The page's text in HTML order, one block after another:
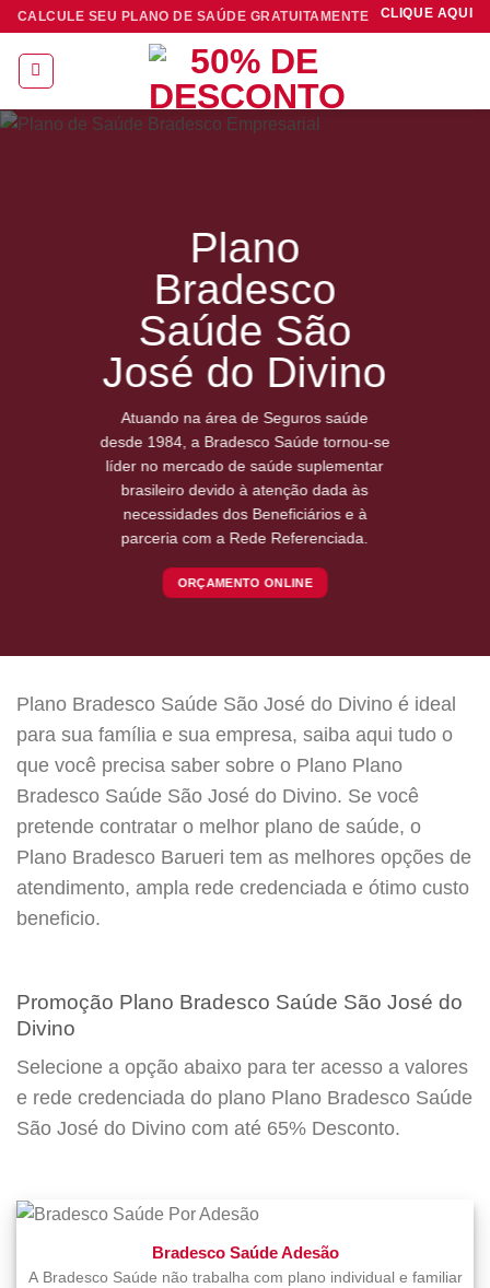
Skip
content
CALCULE SEU PLANO DE SAÚDE GRATUITAMENTE CLIQUE AQUI
Plano
Bradesco
Saúde São
José do Divino
Atuando na área de Seguros saúde
desde 1984, a Bradesco Saúde tornou-se
líder no mercado de saúde suplementar
brasileiro devido à atenção dada às
necessidades dos Beneficiários e à
parceria com a Rede Referenciada.
ORÇAMENTO ONLINE
Plano Bradesco Saúde São José do Divino é ideal
para sua família e sua empresa, saiba aqui tudo o
que você precisa saber sobre o Plano Plano
Bradesco Saúde São José do Divino. Se você
pretende contratar o melhor plano de saúde, o
Plano Bradesco Barueri tem as melhores opções de
atendimento, ampla rede credenciada e ótimo custo
beneficio.
Promoção Plano Bradesco Saúde São José do
Divino
Selecione a opção abaixo para ter acesso a valores
e rede credenciada do plano Plano Bradesco Saúde
São José do Divino com até 65% Desconto.
Bradesco Saúde Adesão
A Bradesco Saúde não trabalha com plano individual e familiar